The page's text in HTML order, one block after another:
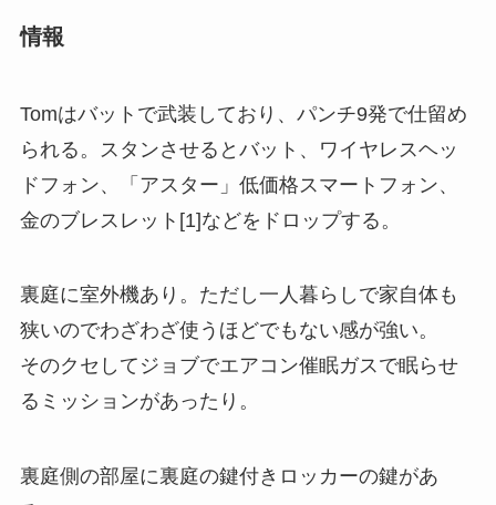
情報
Tomはバットで武装しており、パンチ9発で仕留め
られる。スタンさせるとバット、ワイヤレスヘッ
ドフォン、「アスター」低価格スマートフォン、
金のブレスレット[1]などをドロップする。
裏庭に室外機あり。ただし一人暮らしで家自体も
狭いのでわざわざ使うほどでもない感が強い。
そのクセしてジョブでエアコン催眠ガスで眠らせ
るミッションがあったり。
裏庭側の部屋に裏庭の鍵付きロッカーの鍵があ